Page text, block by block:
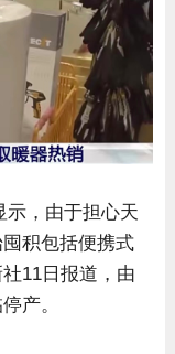
示，由于担心天
积包括便携式
11日报道，由
产。